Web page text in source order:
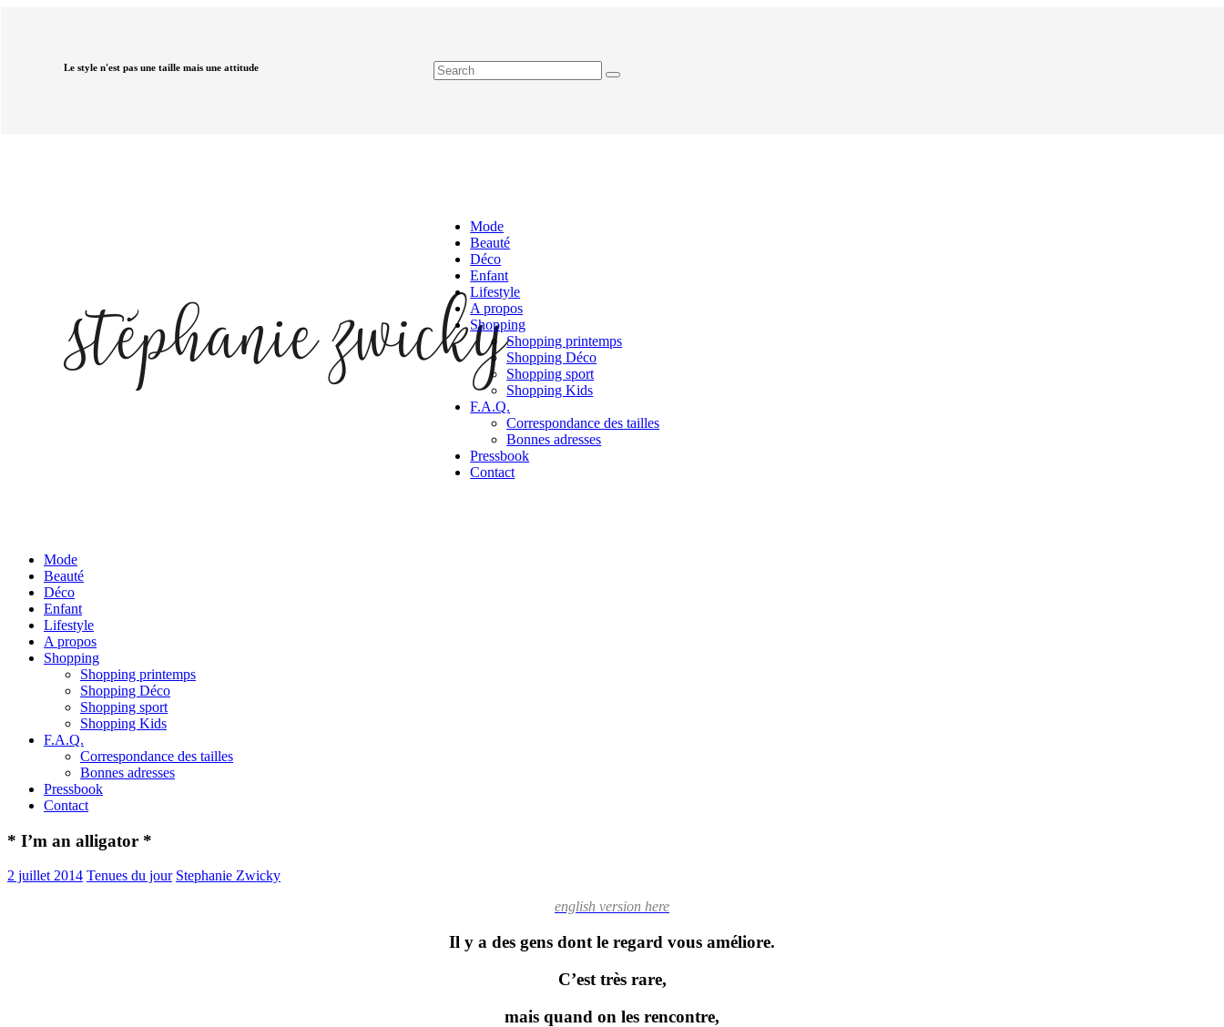
Le style n'est pas une taille mais une attitude
Mode
Beauté
Déco
Enfant
Lifestyle
A propos
Shopping
Shopping printemps
Shopping Déco
Shopping sport
Shopping Kids
F.A.Q.
Correspondance des tailles
Bonnes adresses
Pressbook
Contact
Mode
Beauté
Déco
Enfant
Lifestyle
A propos
Shopping
Shopping printemps
Shopping Déco
Shopping sport
Shopping Kids
F.A.Q.
Correspondance des tailles
Bonnes adresses
Pressbook
Contact
* I’m an alligator *
2 juillet 2014 Tenues du jour Stephanie Zwicky
english version here
Il y a des gens dont le regard vous améliore.
C’est très rare,
mais quand on les rencontre,